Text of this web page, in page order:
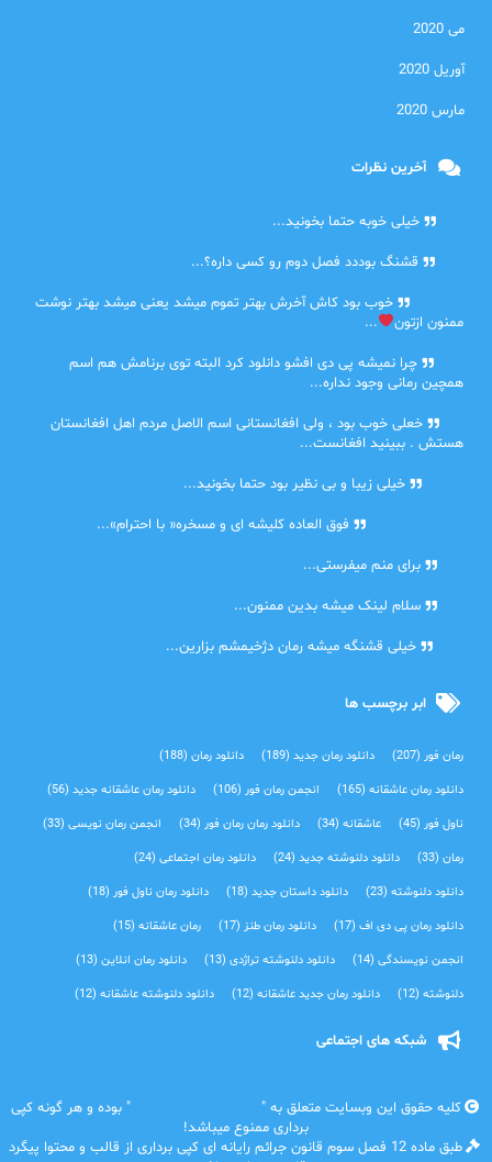
می 2020
آوریل 2020
مارس 2020
آخرین نظرات
خیلی خوبه حتما بخونید...
قشنگ بوددد فصل دوم رو کسی داره؟...
خوب بود کاش آخرش بهتر تموم میشد یعنی میشد بهتر نوشت
ممنون ازتون
...
چرا نمیشه پی دی افشو دانلود کرد البته توی برنامش هم اسم
همچین رمانی وجود نداره...
خعلی خوب بود ، ولی افغانستانی اسم الاصل مردم اهل افغانستان
هستش . ببینید افغانست...
خیلی زیبا و بی نظیر بود حتما بخونید...
فوق العاده کلیشه ای و مسخره« با احترام»...
برای منم میفرستی...
سلام لینک میشه بدین ممنون...
خیلی قشنگه میشه رمان دژخیمشم بزارین...
ابر برچسب ها
رمان فور(207) دانلود رمان جدید(189) دانلود رمان(188)
دانلود رمان عاشقانه(165) انجمن رمان فور(106) دانلود رمان عاشقانه جدید(56)
ناول فور(45) عاشقانه(34) دانلود رمان رمان فور(34) انجمن رمان نویسی(33)
رمان(33) دانلود دلنوشته جدید(24) دانلود رمان اجتماعی‌(24)
دانلود دلنوشته(23) دانلود داستان جدید(18) دانلود رمان ناول فور(18)
دانلود رمان پی دی اف(17) دانلود رمان طنز(17) رمان عاشقانه(15)
انجمن نویسندگی(14) دانلود دلنوشته تراژدی‌(13) دانلود رمان انلاین(13)
دلنوشته(12) دانلود رمان جدید عاشقانه(12) دانلود دلنوشته عاشقانه(12)
شبکه های اجتماعی
کلیه حقوق این وبسایت متعلق به "
" بوده و هر گونه کپی
برداری ممنوع میباشد!
طبق ماده 12 فصل سوم قانون جرائم رایانه ای کپی برداری از قالب و محتوا پیگرد